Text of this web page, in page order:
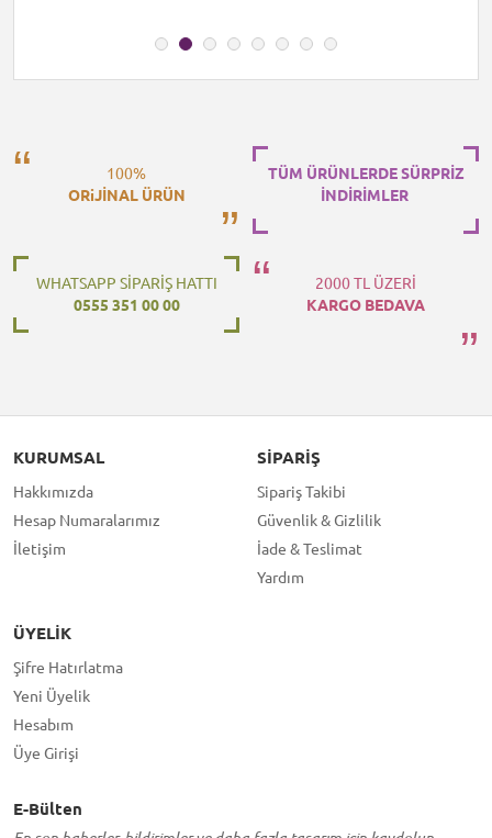
100%
ORiJİNAL ÜRÜN
TÜM ÜRÜNLERDE SÜRPRİZ
İNDİRİMLER
WHATSAPP SİPARİŞ HATTI
0555 351 00 00
2000 TL ÜZERİ
KARGO BEDAVA
KURUMSAL
Hakkımızda
Hesap Numaralarımız
İletişim
SIPARIŞ
Sipariş Takibi
Güvenlik & Gizlilik
İade & Teslimat
Yardım
ÜYELIK
Şifre Hatırlatma
Yeni Üyelik
Hesabım
Üye Girişi
E-Bülten